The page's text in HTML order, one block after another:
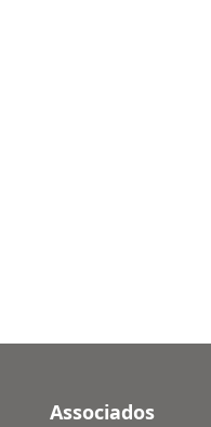
Associados